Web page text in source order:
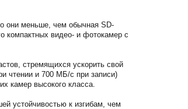
они меньше, чем обычная SD-
компактных видео- и фотокамер с
стремящихся ускорить свой
чтении и 700 МБ/с при записи)
камер высокого класса.
устойчивостью к изгибам, чем